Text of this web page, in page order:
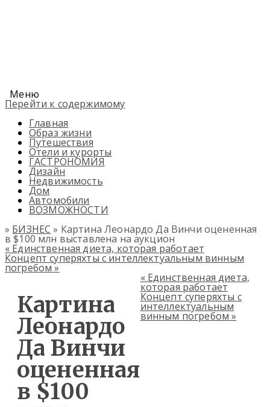
Меню
Перейти к содержимому
Главная
Образ жизни
Путешествия
Отели и курорты
ГАСТРОНОМИЯ
Дизайн
Недвижимость
Дом
Автомобили
ВОЗМОЖНОСТИ
» БИЗНЕС » Картина Леонардо Да Винчи оцененная
в $100 млн выставлена на аукцион
« Единственная диета, которая работает
Концепт суперяхты с интеллектуальным винным
погребом»
Картина
Леонардо
Да Винчи
оцененная
в $100
«Единственная диета,
которая работает
Концепт суперяхты с
интеллектуальным
винным погребом»